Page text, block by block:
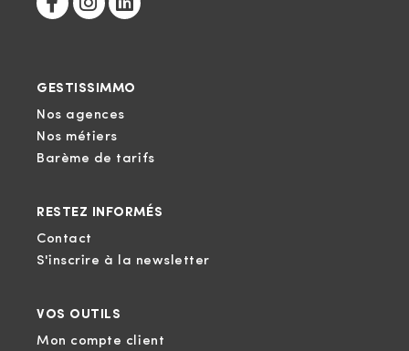
GESTISSIMMO
Nos agences
Nos métiers
Barème de tarifs
RESTEZ INFORMÉS
Contact
S'inscrire à la newsletter
VOS OUTILS
Mon compte client